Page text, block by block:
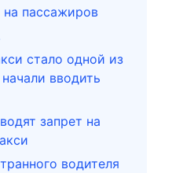
на пассажиров
стало одной из
вводить
запрет на
водителя